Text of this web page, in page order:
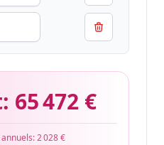
65 472 €
2 028 €